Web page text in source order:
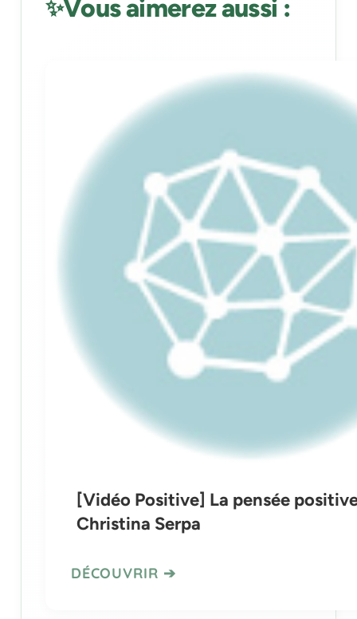
Vous aimerez aussi :
[Vidéo Positive] La pensée
Christina Serpa